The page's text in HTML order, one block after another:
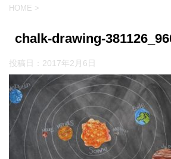
HOME >
chalk-drawing-
投稿日： 2017年2月6日